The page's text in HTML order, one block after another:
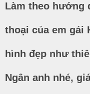
Làm theo hướng
thoại của em gái
hình đẹp như
Ngân anh nhé,